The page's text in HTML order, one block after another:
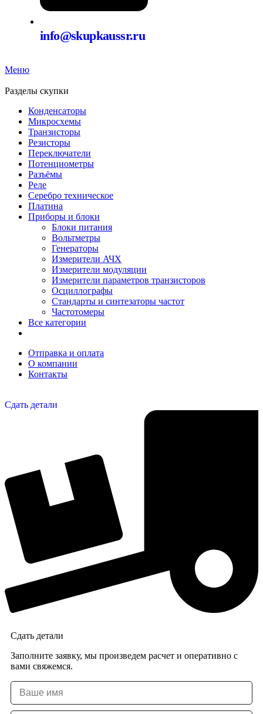
info@skupkaussr.ru
Меню
Разделы скупки
Конденсаторы
Микросхемы
Транзисторы
Резисторы
Переключатели
Потенциометры
Разъёмы
Реле
Серебро техническое
Платина
Приборы и блоки
Блоки питания
Вольтметры
Генераторы
Измерители АЧХ
Измерители модуляции
Измерители параметров транзисторов
Осциллографы
Стандарты и синтезаторы частот
Частотомеры
Все категории
Отправка и оплата
О компании
Контакты
Сдать детали
Сдать детали
Заполните заявку, мы произведем расчет и оперативно с
вами свяжемся.